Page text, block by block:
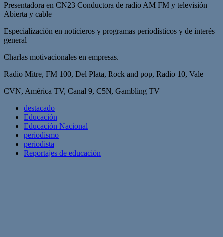
Presentadora en CN23 Conductora de radio AM FM y televisión
Abierta y cable
Especialización en noticieros y programas periodísticos y de interés
general
Charlas motivacionales en empresas.
Radio Mitre, FM 100, Del Plata, Rock and pop, Radio 10, Vale
CVN, América TV, Canal 9, C5N, Gambling TV
destacado
Educación
Educación Nacional
periodismo
periodista
Reportajes de educación